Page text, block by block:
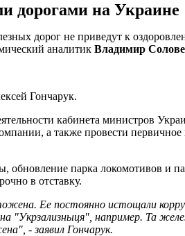
дорогами на Украине
дорог не приведут к
аналитик Владимир
Гончарук.
кабинета министров
а также провести
обновление парка локомотивов и
в отставку.
Ее постоянно истощали
"Укрзализныця", например. Та
- заявил Гончарук.